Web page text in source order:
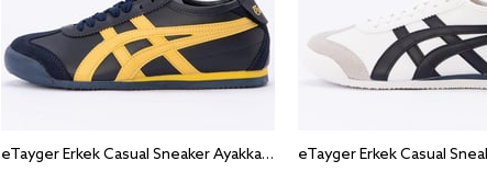
eTayger Erkek Casual Sneaker Ayakkabı E-2061